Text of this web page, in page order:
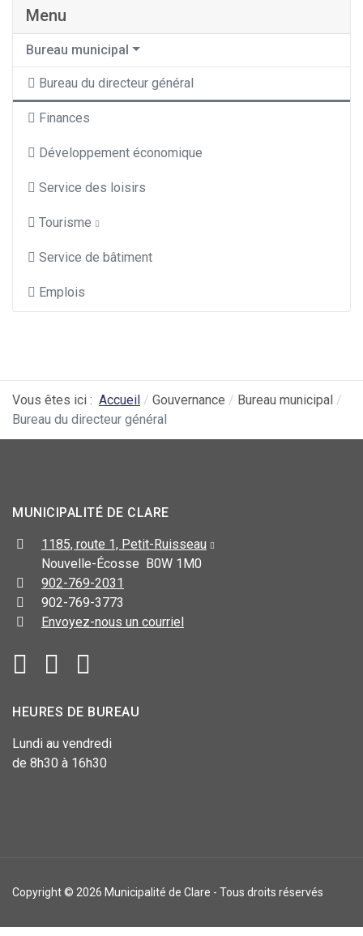
Menu
Bureau municipal
Bureau du directeur général
Finances
Développement économique
Service des loisirs
Tourisme
Service de bâtiment
Emplois
Vous êtes ici : Accueil Gouvernance
Bureau municipal
Bureau du directeur général
MUNICIPALITÉ DE CLARE
1185, route 1, Petit-Ruisseau
Nouvelle-Écosse B0W 1M0
902-769-2031
902-769-3773
Envoyez-nous un courriel
HEURES DE BUREAU
Lundi au vendredi
de 8h30 à 16h30
Copyright © 2026 Municipalité de Clare - Tous droits réservés